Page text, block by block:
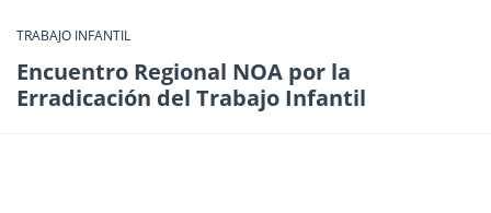
TRABAJO INFANTIL
Encuentro Regional NOA por la
Erradicación del Trabajo Infantil